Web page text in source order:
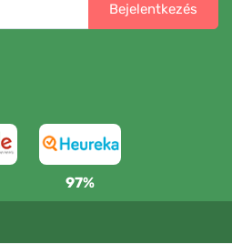
Bejelentkezés
97%